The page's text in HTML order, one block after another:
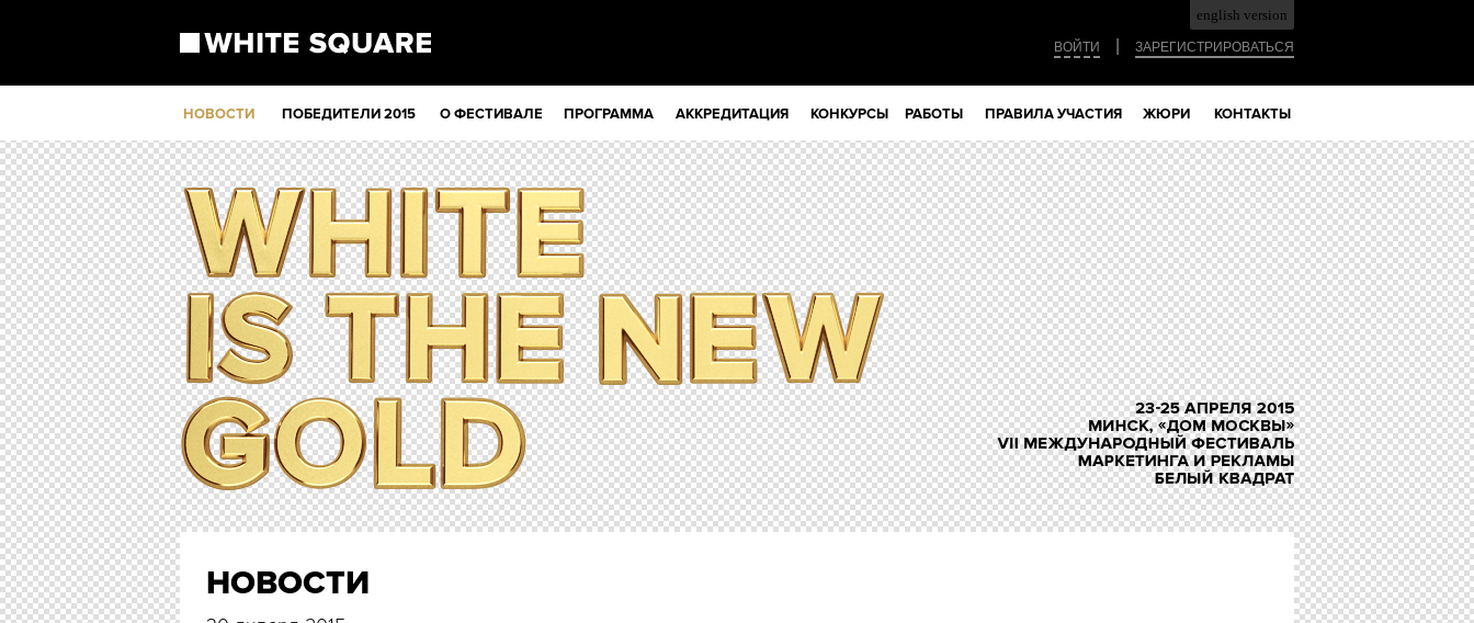
english version
ВОЙТИ ЗАРЕГИСТРИРОВАТЬСЯ
НОВОСТИ ПОБЕДИТЕЛИ 2015 О ФЕСТИВАЛЕ ПРОГРАММА АККРЕДИТАЦИЯ КОНКУРСЫ РАБОТЫ ПРАВИЛА УЧАСТИЯ ЖЮРИ КОНТАКТЫ
НОВОСТИ